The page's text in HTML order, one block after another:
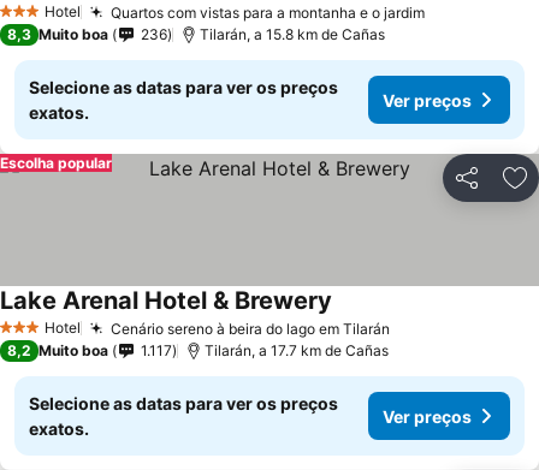
3 EstrelasHotel Quartos com vistas para a montanha e o jardim
8,3 Muito boa 236 Tilarán, a 15.8 km de Cañas
Selecione as datas para ver os preços
exatos.
Ver preços
Partilhar
Escolha popular
3 EstrelasHotel Cenário sereno à beira do lago em Tilarán
Lake Arenal Hotel & Brewery
8,2 Muito boa 1.117 Tilarán, a 17.7 km de Cañas
Selecione as datas para ver os preços
exatos.
Ver preços